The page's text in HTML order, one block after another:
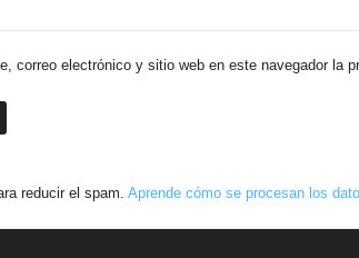
correo electrónico y sitio web en este navegador la
reducir el spam. Aprende cómo se procesan los